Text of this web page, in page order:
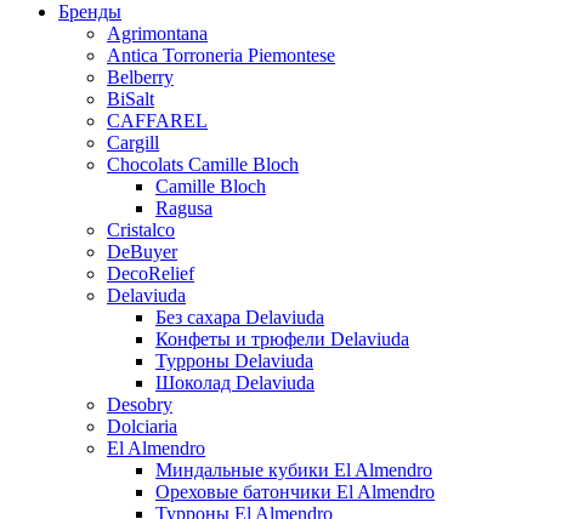
Бренды
Agrimontana
Antica Torroneria Piemontese
Belberry
BiSalt
CAFFAREL
Cargill
Chocolats Camille Bloch
Camille Bloch
Ragusa
Cristalco
DeBuyer
DecoRelief
Delaviuda
Без сахара Delaviuda
Конфеты и трюфели Delaviuda
Турроны Delaviuda
Шоколад Delaviuda
Desobry
Dolciaria
El Almendro
Миндальные кубики El Almendro
Ореховые батончики El Almendro
Турроны El Almendro